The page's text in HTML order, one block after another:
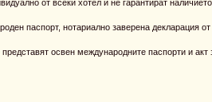
от всеки хотел и не гарантират
паспорт, нотариално заверена декларация от
освен международните паспорти и акт